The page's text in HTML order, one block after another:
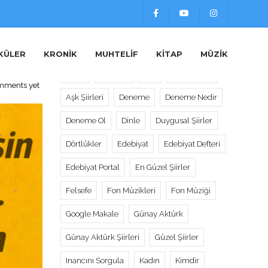
KRONIK MUHTELIF KITAP MÜZIK
yet
Aşk Şiirleri Deneme Deneme Nedir
Deneme Ol Dinle Duygusal Şiirler
Dörtlükler Edebiyat Edebiyat Defteri
Edebiyat Portal En Güzel Şiirler
Felsefe Fon Müzikleri Fon Müziği
Google Makale Günay Aktürk
Günay Aktürk Şiirleri Güzel Şiirler
Inancını Sorgula Kadın Kimdir